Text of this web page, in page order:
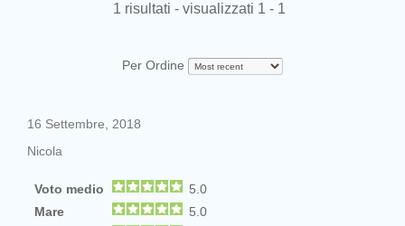
1 risultati - visualizzati 1 - 1
Per Ordine
16 Settembre, 2018
Nicola
Voto medio
5.0
Mare
5.0